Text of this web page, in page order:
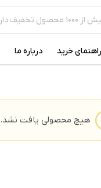
راهنمای خرید درباره ما
هیچ محصولی یافت نشد.